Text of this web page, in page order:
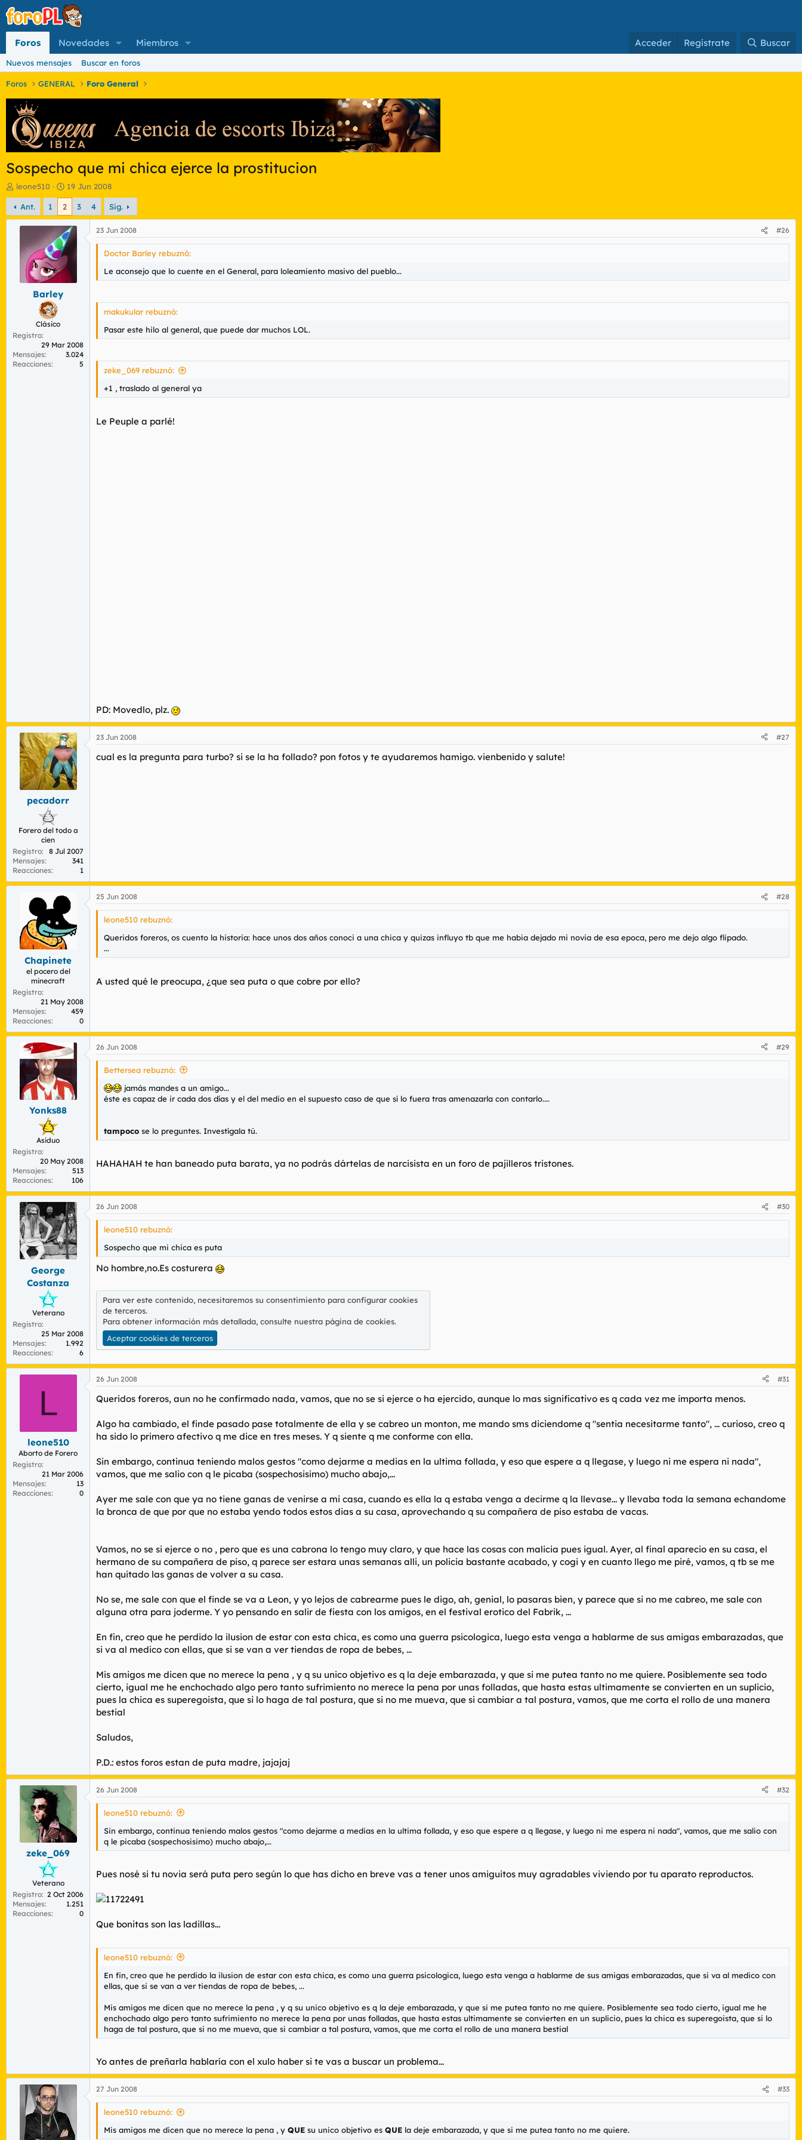
Foros Novedades Miembros Acceder Regístrate Buscar
Nuevos mensajes Buscar en foros
Foros GENERAL Foro General
Sospecho que mi chica ejerce la prostitucion
I
n
i
c
d
m
leone510
F
e
c
h
a
d
i
n
i
19 Jun 2008
Ant. 1 2 3 4 Sig.
Barley
Clásico
Registro
29 Mar 2008
Mensajes
3.024
Reacciones
5
23 Jun 2008 #26
Doctor Barley rebuznó:
Le aconsejo que lo cuente en el General, para loleamiento masivo del pueblo...
makukular rebuznó:
Pasar este hilo al general, que puede dar muchos LOL.
zeke_069 rebuznó:
+1 , traslado al general ya
Le Peuple a parlé!
PD: Movedlo, plz.
pecadorr
Forero del todo a
cien
Registro
8 Jul 2007
Mensajes
341
Reacciones
1
23 Jun 2008 #27
cual es la pregunta para turbo? si se la ha follado? pon fotos y te ayudaremos hamigo. vienbenido y salute!
Chapinete
el pocero del
minecraft
Registro
21 May 2008
Mensajes
459
Reacciones
0
25 Jun 2008 #28
leone510 rebuznó:
Queridos foreros, os cuento la historia: hace unos dos años conoci a una chica y quizas influyo tb que me habia dejado mi novia de esa epoca, pero me dejo algo flipado.
...
A usted qué le preocupa, ¿que sea puta o que cobre por ello?
Yonks88
Asiduo
Registro
20 May 2008
Mensajes
513
Reacciones
106
26 Jun 2008 #29
Bettersea rebuznó:
jamás mandes a un amigo...
éste es capaz de ir cada dos días y el del medio en el supuesto caso de que sí lo fuera tras amenazarla con contarlo....
tampoco se lo preguntes. Investígala tú.
HAHAHAH te han baneado puta barata, ya no podrás dártelas de narcisista en un foro de pajilleros tristones.
George
Costanza
Veterano
Registro
25 Mar 2008
Mensajes
1.992
Reacciones
6
26 Jun 2008 #30
leone510 rebuznó:
Sospecho que mi chica es puta
No hombre,no.Es costurera
Para ver este contenido, necesitaremos su consentimiento para configurar cookies
de terceros.
Para obtener información más detallada, consulte nuestra página de cookies.
Aceptar cookies de terceros
L
leone510
Aborto de Forero
Registro
21 Mar 2006
Mensajes
13
Reacciones
0
26 Jun 2008 #31
Queridos foreros, aun no he confirmado nada, vamos, que no se si ejerce o ha ejercido, aunque lo mas significativo es q cada vez me importa menos.
Algo ha cambiado, el finde pasado pase totalmente de ella y se cabreo un monton, me mando sms diciendome q "sentia necesitarme tanto", ... curioso, creo q
ha sido lo primero afectivo q me dice en tres meses. Y q siente q me conforme con ella.
Sin embargo, continua teniendo malos gestos "como dejarme a medias en la ultima follada, y eso que espere a q llegase, y luego ni me espera ni nada",
vamos, que me salio con q le picaba (sospechosisimo) mucho abajo,...
Ayer me sale con que ya no tiene ganas de venirse a mi casa, cuando es ella la q estaba venga a decirme q la llevase... y llevaba toda la semana echandome
la bronca de que por que no estaba yendo todos estos dias a su casa, aprovechando q su compañera de piso estaba de vacas.
Vamos, no se si ejerce o no , pero que es una cabrona lo tengo muy claro, y que hace las cosas con malicia pues igual. Ayer, al final aparecio en su casa, el
hermano de su compañera de piso, q parece ser estara unas semanas alli, un policia bastante acabado, y cogi y en cuanto llego me piré, vamos, q tb se me
han quitado las ganas de volver a su casa.
No se, me sale con que el finde se va a Leon, y yo lejos de cabrearme pues le digo, ah, genial, lo pasaras bien, y parece que si no me cabreo, me sale con
alguna otra para joderme. Y yo pensando en salir de fiesta con los amigos, en el festival erotico del Fabrik, ...
En fin, creo que he perdido la ilusion de estar con esta chica, es como una guerra psicologica, luego esta venga a hablarme de sus amigas embarazadas, que
si va al medico con ellas, que si se van a ver tiendas de ropa de bebes, ...
Mis amigos me dicen que no merece la pena , y q su unico objetivo es q la deje embarazada, y que si me putea tanto no me quiere. Posiblemente sea todo
cierto, igual me he enchochado algo pero tanto sufrimiento no merece la pena por unas folladas, que hasta estas ultimamente se convierten en un suplicio,
pues la chica es superegoista, que si lo haga de tal postura, que si no me mueva, que si cambiar a tal postura, vamos, que me corta el rollo de una manera
bestial
Saludos,
P.D.: estos foros estan de puta madre, jajajaj
zeke_069
Veterano
Registro 2 Oct 2006
Mensajes
1.251
Reacciones
0
26 Jun 2008 #32
leone510 rebuznó:
Sin embargo, continua teniendo malos gestos "como dejarme a medias en la ultima follada, y eso que espere a q llegase, y luego ni me espera ni nada", vamos, que me salio con
q le picaba (sospechosisimo) mucho abajo,...
Pues nosé si tu novia será puta pero según lo que has dicho en breve vas a tener unos amiguitos muy agradables viviendo por tu aparato reproductos.
Que bonitas son las ladillas...
leone510 rebuznó:
En fin, creo que he perdido la ilusion de estar con esta chica, es como una guerra psicologica, luego esta venga a hablarme de sus amigas embarazadas, que si va al medico con
ellas, que si se van a ver tiendas de ropa de bebes, ...
Mis amigos me dicen que no merece la pena , y q su unico objetivo es q la deje embarazada, y que si me putea tanto no me quiere. Posiblemente sea todo cierto, igual me he
enchochado algo pero tanto sufrimiento no merece la pena por unas folladas, que hasta estas ultimamente se convierten en un suplicio, pues la chica es superegoista, que si lo
haga de tal postura, que si no me mueva, que si cambiar a tal postura, vamos, que me corta el rollo de una manera bestial
Yo antes de preñarla hablaría con el xulo haber si te vas a buscar un problema...
27 Jun 2008 #33
leone510 rebuznó:
Mis amigos me dicen que no merece la pena , y QUE su unico objetivo es QUE la deje embarazada, y que si me putea tanto no me quiere.